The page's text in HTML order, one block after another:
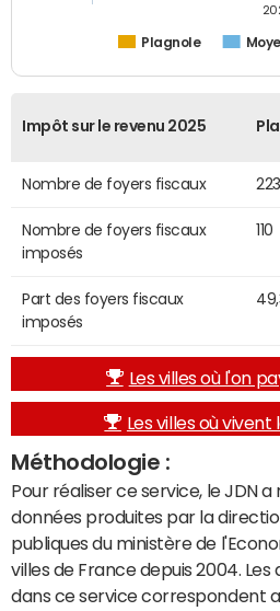
Plagnole
Impôt sur le revenu 2025
Nombre de foyers fiscaux 223
Nombre de foyers fiscaux
imposés
110
Part des foyers fiscaux
imposés
Les villes où l'on
Les villes où vivent
Méthodologie :
Pour réaliser ce service, le JDN
données produites par la
publiques du ministère de
villes de France depuis 2004.
dans ce service correspondent